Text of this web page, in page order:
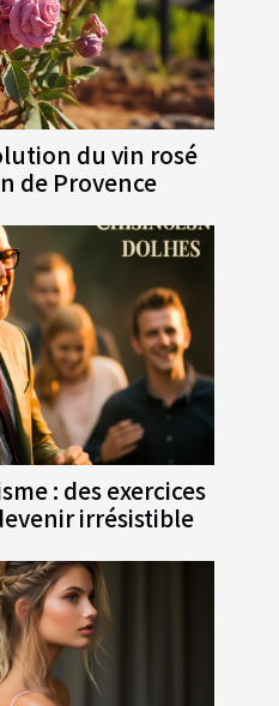
du vin rosé
de Provence
: des exercices
irrésistible